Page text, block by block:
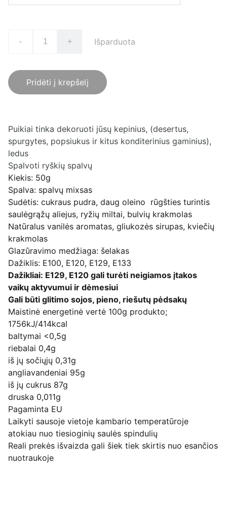
- + Išparduota
Pridėti į krepšelį
Puikiai tinka dekoruoti jūsų kepinius, (desertus,
spurgytes, popsiukus ir kitus konditerinius gaminius),
ledus
Spalvoti ryškių spalvų
Kiekis: 50g
Spalva: spalvų mixsas
Sudėtis: cukraus pudra, daug oleino rūgšties turintis
saulėgrąžų aliejus, ryžių miltai, bulvių krakmolas
Natūralus vanilės aromatas, gliukozės sirupas, kviečių
krakmolas
Glazūravimo medžiaga: šelakas
Dažiklis: E100, E120, E129, E133
Dažikliai: E129, E120 gali turėti neigiamos įtakos
vaikų aktyvumui ir dėmesiui
Gali būti glitimo sojos, pieno, riešutų pėdsakų
Maistinė energetinė vertė 100g produkto;
1756kJ/414kcal
baltymai <0,5g
riebalai 0,4g
iš jų sočiųjų 0,31g
angliavandeniai 95g
iš jų cukrus 87g
druska 0,011g
Pagaminta EU
Laikyti sausoje vietoje kambario temperatūroje
atokiau nuo tiesioginių saulės spindulių
Reali prekės išvaizda gali šiek tiek skirtis nuo esančios
nuotraukoje